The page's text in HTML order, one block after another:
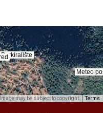
Meteo
Parkiralište
Meteo
Parkiralište
Image may be subject to copyright Terms